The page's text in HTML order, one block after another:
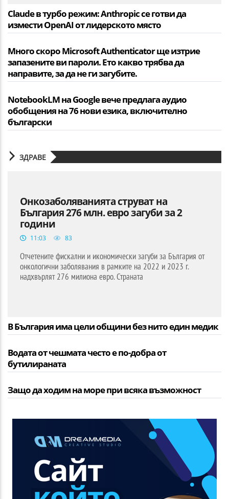
Claude в турбо режим: Anthropic се готви да
измести OpenAI от лидерското място
Много скоро Microsoft Authenticator ще изтрие
запазените ви пароли. Ето какво трябва да
направите, за да не ги загубите.
NotebookLM на Google вече предлага аудио
обобщения на 76 нови езика, включително
български
ЗДРАВЕ
Онкозаболяванията струват на
България 276 млн. евро загуби за 2
години
11:03 83
Отчетените фискални и икономически загуби за България от
онкологични заболявания в рамките на 2022 и 2023 г.
надхвърлят 276 милиона евро. Страната
В България има цели общини без нито един медик
Водата от чешмата често е по-добра от
бутилираната
Защо да ходим на море при всяка възможност